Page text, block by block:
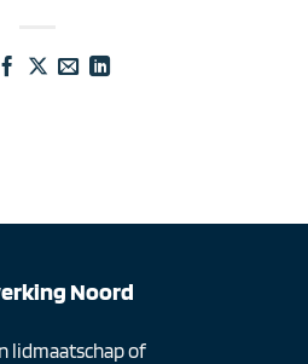
Noord
lidmaatschap of